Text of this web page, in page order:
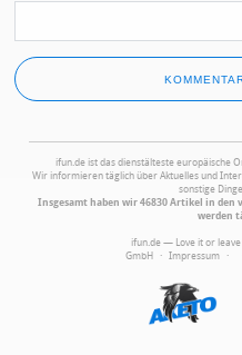
ifun.de ist das dienstälteste europäische
Wir informieren täglich über Aktuelles und
sonstige
Insgesamt haben wir 46830 Artikel in den
werden
ifun.de — Love it or
GmbH · Impressum ·